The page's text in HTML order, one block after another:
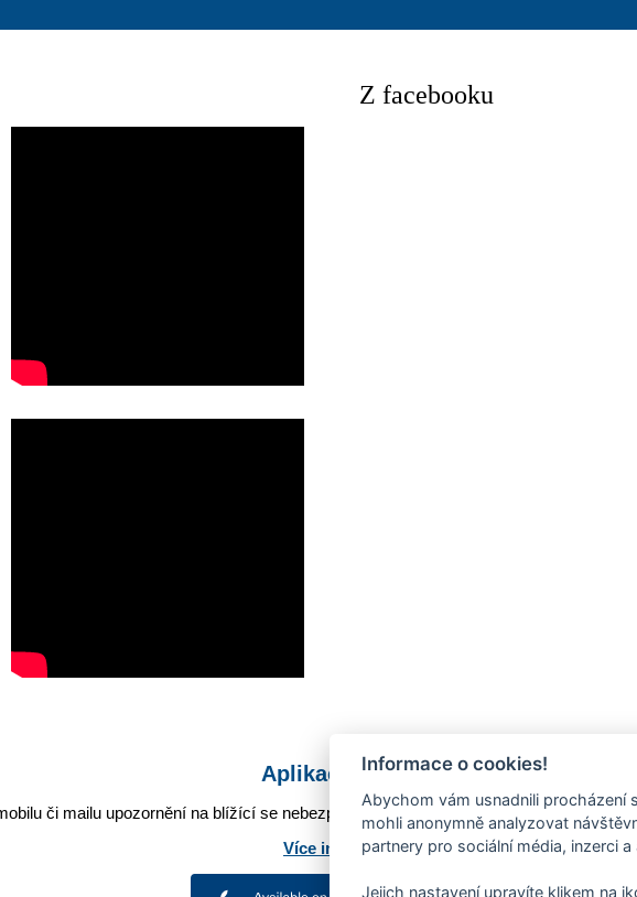
Z facebooku
Aplikace Mobilní rozhlas
či mailu upozornění na blížící se nebezpečí, odstávky, poruchy a výpadky
Více informací o aplikaci
Informace o cookies!
Abychom vám usnadnili procházení
mohli anonymně analyzovat
partnery pro sociální média, inzerci a
Jejich nastavení upravíte klikem na